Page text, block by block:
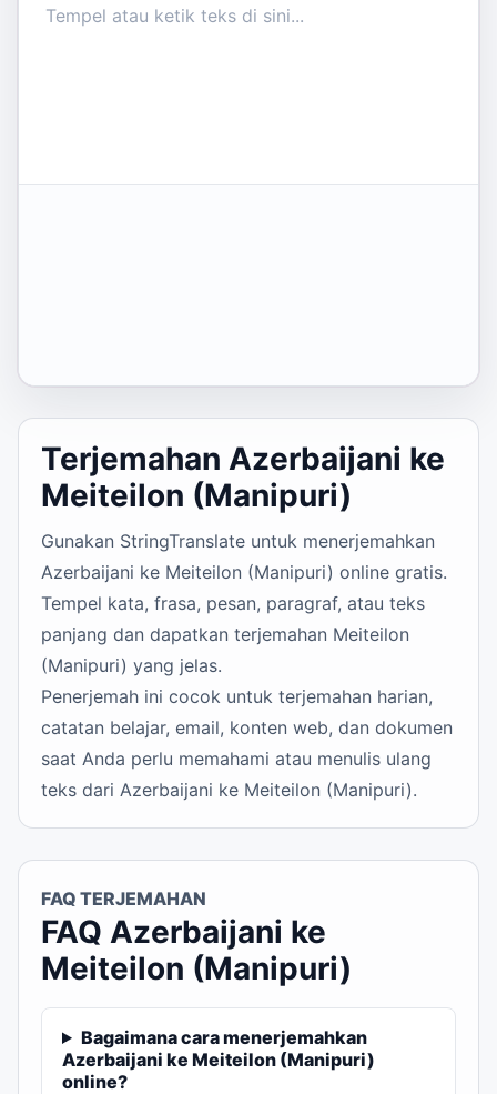
Terjemahan Azerbaijani ke
Meiteilon (Manipuri)
Gunakan StringTranslate untuk menerjemahkan
Azerbaijani ke Meiteilon (Manipuri) online gratis.
Tempel kata, frasa, pesan, paragraf, atau teks
panjang dan dapatkan terjemahan Meiteilon
(Manipuri) yang jelas.
Penerjemah ini cocok untuk terjemahan harian,
catatan belajar, email, konten web, dan dokumen
saat Anda perlu memahami atau menulis ulang
teks dari Azerbaijani ke Meiteilon (Manipuri).
FAQ TERJEMAHAN
FAQ Azerbaijani ke
Meiteilon (Manipuri)
Bagaimana cara menerjemahkan
Azerbaijani ke Meiteilon (Manipuri)
online?